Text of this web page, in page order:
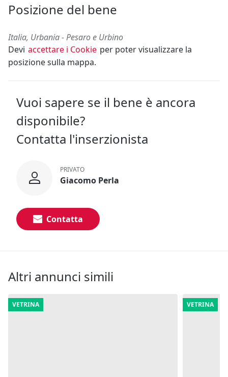
Posizione del bene
Italia, Urbania - Pesaro e Urbino
Devi accettare i Cookie per poter visualizzare la
posizione sulla mappa.
Vuoi sapere se il bene è ancora
disponibile?
Contatta l'inserzionista
PRIVATO
Giacomo Perla
Contatta
Altri annunci simili
VETRINA VETRINA